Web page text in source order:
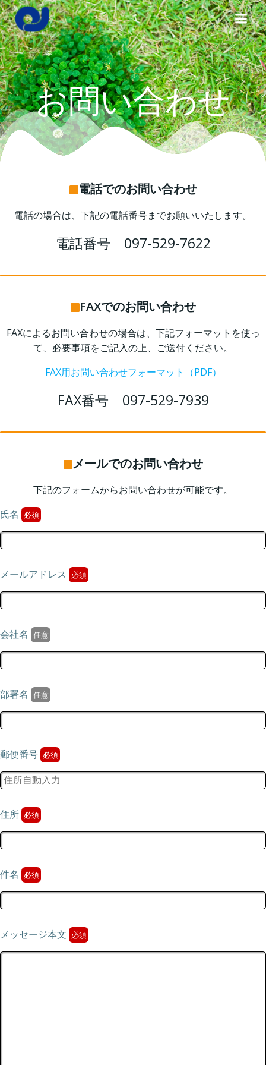
コ
ン
テ
ン
ツ
へ
ス
キ
ッ
プ
お問い合わせ
電話でのお問い合わせ
電話の場合は、下記の電話番号までお願いいたします。
電話番号 097-529-7622
FAXでのお問い合わせ
FAXによるお問い合わせの場合は、下記フォーマットを使っ
て、必要事項をご記入の上、ご送付ください。
FAX用お問い合わせフォーマット（PDF）
FAX番号 097-529-7939
メールでのお問い合わせ
下記のフォームからお問い合わせが可能です。
氏名
メールアドレス
会社名
部署名
郵便番号
住所
件名
メッセージ本文